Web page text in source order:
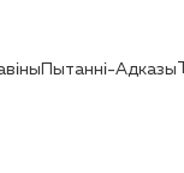
Пытанні-Адказы